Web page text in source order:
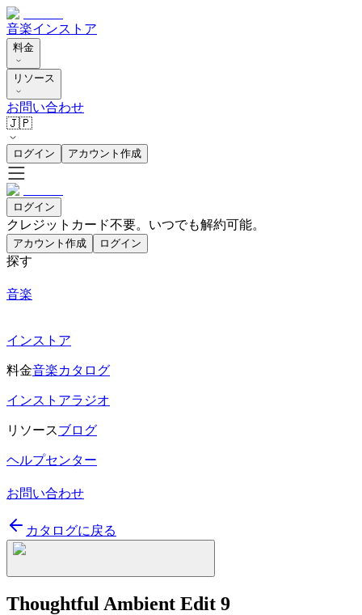
音楽インストア
料金
リソース
お問い合わせ
🇯🇵
ログイン アカウント作成
ログイン
クレジットカード不要。いつでも解約可能。
アカウント作成 ログイン
探す
音楽
インストア
料金音楽カタログ
インストアラジオ
リソースブログ
ヘルプセンター
お問い合わせ
カタログに戻る
Thoughtful Ambient Edit 9